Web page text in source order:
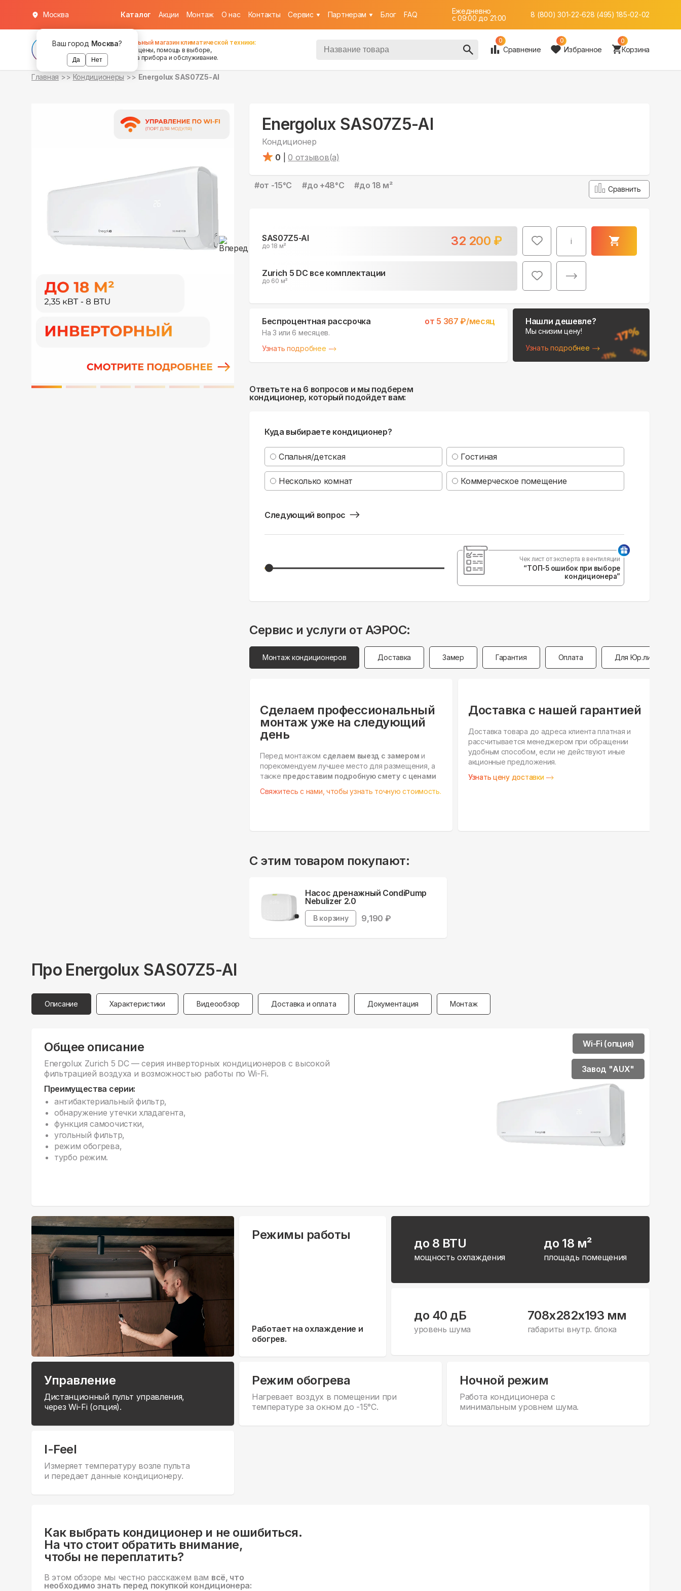
Ваш город Москва?
Да Нет
Москва Каталог Акции Монтаж О нас Контакты Cервис Партнерам Блог FAQ
Ежедневно
c 09:00 до 21:00
8 (800) 301-22-628 (495) 185-02-02
Федеральный магазин климатической техники:
хорошие цены, помощь в выборе,
установка прибора и обслуживание.
0
Сравнение
0
Избранное
0
Корзина
Главная Кондиционеры Energolux SAS07Z5-AI
Поможем выбрать
место для монтажа:
В Telegram
Energolux SAS07Z5-AI
Кондиционер
0
0 отзывов(а)
#от -15°С #до +48°С #до 18 м² Сравнить
SAS07Z5-AI
до 18 м² 32 200 ₽ i
в наличии
Zurich 5 DC все комплектации
до 60 м²
в наличии
Беспроцентная рассрочка от 5 367 ₽/месяц
На 3 или 6 месяцев.
Узнать подробнее
Нашли дешевле?
Мы снизим цену!
Узнать подробнее
Ответьте на 6 вопросов и мы подберем
кондиционер, который подойдет вам:
Куда выбираете кондиционер?
Спальня/детская Гостиная
Несколько комнат Коммерческое помещение
Следующий вопрос
Чек лист от эксперта в вентиляции
“ТОП-5 ошибок при выборе
кондиционера”
Сервис и услуги от АЭРОС:
Монтаж кондиционеров Доставка Замер Гарантия Оплата Для Юр.лиц
Сделаем профессиональный
монтаж уже на следующий
день
Перед монтажом сделаем выезд с замером и
порекомендуем лучшее место для размещения, а
также предоставим подробную смету с ценами
Свяжитесь с нами, чтобы узнать точную стоимость.
Доставка с нашей гарантией
Доставка товара до адреса клиента платная и
рассчитывается менеджером при обращении
удобным способом, если не действуют иные
акционные предложения.
Узнать цену доставки
С этим товаром покупают:
Насос дренажный CondiPump
Nebulizer 2.0
В корзину 9,190 ₽
Про Energolux SAS07Z5-AI
Описание Характеристики Видеообзор Доставка и оплата Документация Монтаж
Общее описание
Energolux Zurich 5 DC — серия инверторных кондиционеров с высокой
фильтрацией воздуха и возможностью работы по Wi-Fi.
Преимущества серии:
антибактериальный фильтр,
обнаружение утечки хладагента,
функция самоочистки,
угольный фильтр,
режим обогрева,
турбо режим.
Wi-Fi (опция)
Завод "AUX"
Режимы работы
Работает на охлаждение и
обогрев.
до 8 BTU
мощность охлаждения
до 18 м²
площадь помещения
до 40 дБ
уровень шума
708x282x193 мм
габариты внутр. блока
Управление
Дистанционный пульт управления,
через Wi-Fi (опция).
Режим обогрева
Нагревает воздух в помещении при
температуре за окном до -15°С.
Ночной режим
Работа кондиционера с
минимальным уровнем шума.
I-Feel
Измеряет температуру возле пульта
и передает данные кондиционеру.
Как выбрать кондиционер и не ошибиться.
На что стоит обратить внимание,
чтобы не переплатить?
В этом обзоре мы честно расскажем вам всё, что
необходимо знать перед покупкой кондиционера: